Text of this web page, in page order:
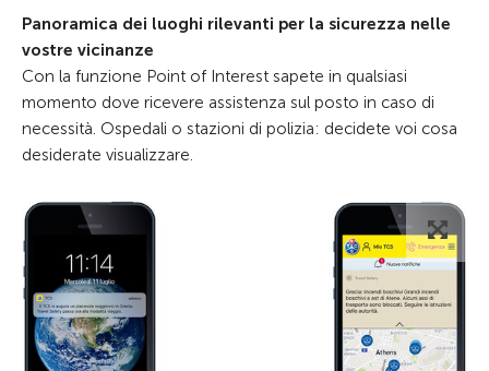
Panoramica dei luoghi rilevanti per la sicurezza nelle
vostre vicinanze
Con la funzione Point of Interest sapete in qualsiasi
momento dove ricevere assistenza sul posto in caso di
necessità. Ospedali o stazioni di polizia: decidete voi cosa
desiderate visualizzare.